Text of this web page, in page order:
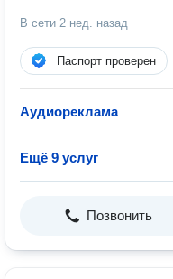
В сети 2 нед. назад
Паспорт проверен
Аудиореклама
Ещё 9 услуг
Позвонить